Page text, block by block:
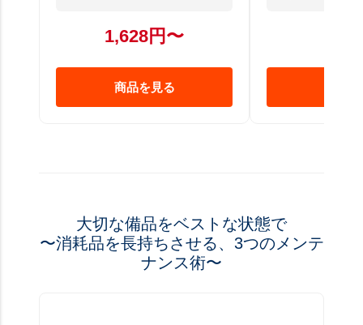
1,628円〜
商品を見る
大切な備品をベストな状態で
〜消耗品を長持ちさせる、3つのメンテ
ナンス術〜